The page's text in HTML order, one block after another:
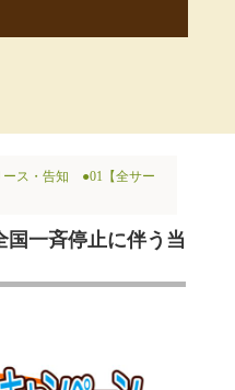
ス・告知
●01【全サー
国一斉停止に伴う当